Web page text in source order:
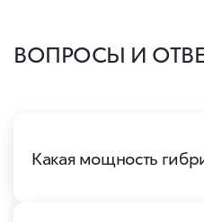
ВОПРОСЫ И
Какая мощность